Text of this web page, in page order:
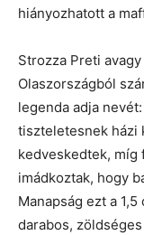
hiányozhatott a
Strozza Preti
Olaszországból
legenda adja
tiszteletesnek házi
kedveskedtek,
imádkoztak, hogy
Manapság ezt a
darabos,